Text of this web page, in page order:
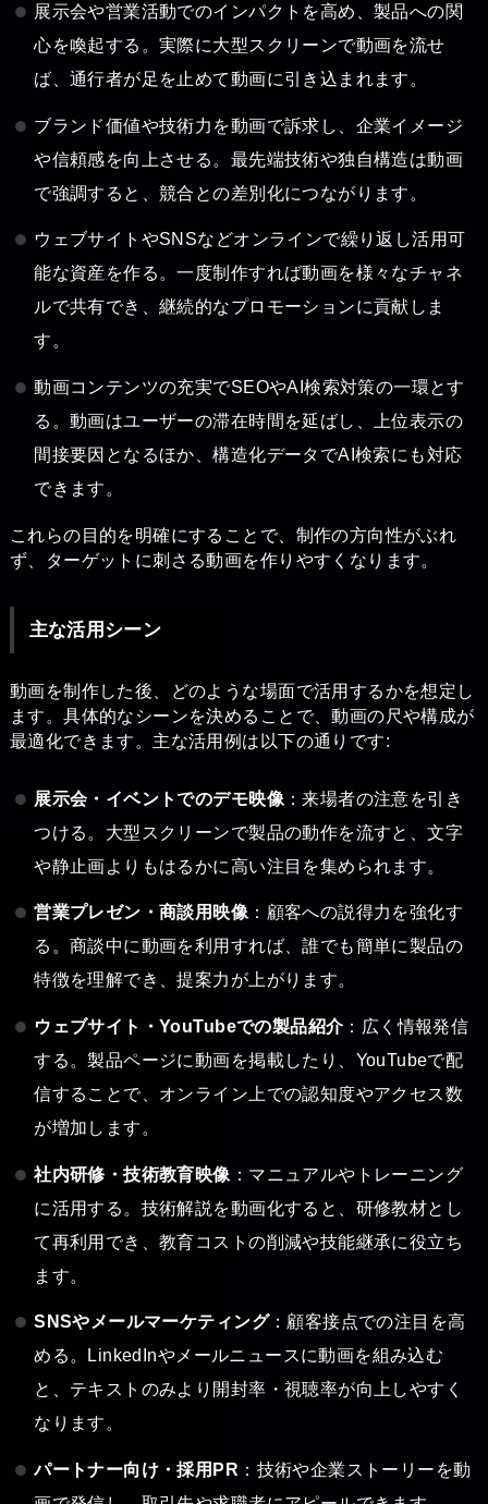
展示会や営業活動でのインパクトを高め、製品への関
心を喚起する。実際に大型スクリーンで動画を流せ
ば、通行者が足を止めて動画に引き込まれます。
ブランド価値や技術力を動画で訴求し、企業イメージ
や信頼感を向上させる。最先端技術や独自構造は動画
で強調すると、競合との差別化につながります。
ウェブサイトやSNSなどオンラインで繰り返し活用可
能な資産を作る。一度制作すれば動画を様々なチャネ
ルで共有でき、継続的なプロモーションに貢献しま
す。
動画コンテンツの充実でSEOやAI検索対策の一環とす
る。動画はユーザーの滞在時間を延ばし、上位表示の
間接要因となるほか、構造化データでAI検索にも対応
できます。
これらの目的を明確にすることで、制作の方向性がぶれ
ず、ターゲットに刺さる動画を作りやすくなります。
主な活用シーン
動画を制作した後、どのような場面で活用するかを想定し
ます。具体的なシーンを決めることで、動画の尺や構成が
最適化できます。主な活用例は以下の通りです:
展示会・イベントでのデモ映像 ：来場者の注意を引き
つける。大型スクリーンで製品の動作を流すと、文字
や静止画よりもはるかに高い注目を集められます。
営業プレゼン・商談用映像 ：顧客への説得力を強化す
る。商談中に動画を利用すれば、誰でも簡単に製品の
特徴を理解でき、提案力が上がります。
ウェブサイト・YouTubeでの製品紹介：広く情報発信
する。製品ページに動画を掲載したり、YouTubeで配
信することで、オンライン上での認知度やアクセス数
が増加します。
社内研修・技術教育映像 ：マニュアルやトレーニング
に活用する。技術解説を動画化すると、研修教材とし
て再利用でき、教育コストの削減や技能継承に役立ち
ます。
SNSやメールマーケティング：顧客接点での注目を高
める。LinkedInやメールニュースに動画を組み込む
と、テキストのみより開封率・視聴率が向上しやすく
なります。
パートナー向け・採用PR ：技術や企業ストーリーを動